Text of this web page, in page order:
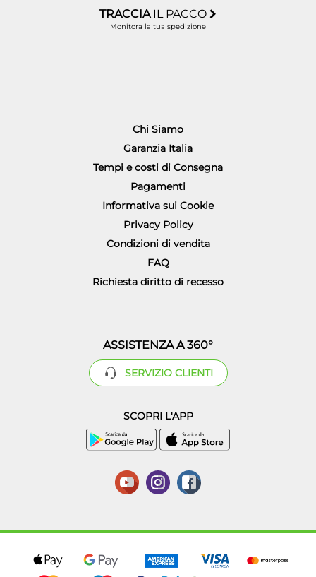
TRACCIA IL PACCO
Monitora la tua spedizione
Chi Siamo
Garanzia Italia
Tempi e costi di Consegna
Pagamenti
Informativa sui Cookie
Privacy Policy
Condizioni di vendita
FAQ
Richiesta diritto di recesso
ASSISTENZA A 360°
SERVIZIO CLIENTI
SCOPRI L'APP